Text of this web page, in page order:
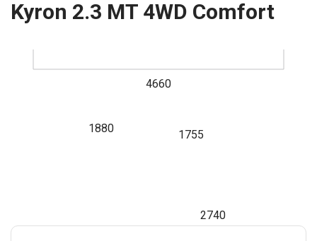
Kyron 2.3 MT 4WD Comfort
4660
1880 1755
2740